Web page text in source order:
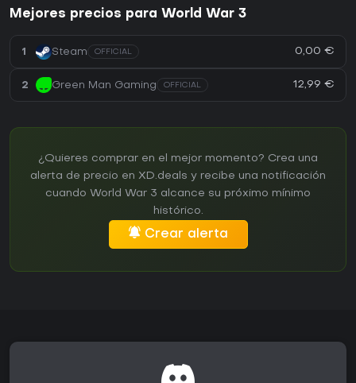
Mejores precios para World War 3
1 Steam OFFICIAL 0,00 €
2 Green Man Gaming OFFICIAL 12,99 €
¿Quieres comprar en el mejor momento? Crea una
alerta de precio en XD.deals y recibe una notificación
cuando World War 3 alcance su próximo mínimo
histórico.
Crear alerta